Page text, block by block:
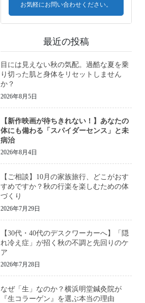
お気軽にお問い合わせください。
最近の投稿
目には見えない秋の気配。過酷な夏を乗
り切った肌と身体をリセットしません
か？
2026年8月5日
【新作映画が待ちきれない！】あなたの
体にも備わる「スパイダーセンス」と未
病治
2026年8月4日
【ご相談】10月の家族旅行、どこがおす
すめですか？秋の行楽を楽しむための体
づくり
2026年7月29日
【30代・40代のデスクワーカーへ】「隠
れ冷え症」が招く秋の不調と先回りのケ
ア
2026年7月28日
なぜ「生」なのか？横浜明堂鍼灸院が
『生コラーゲン』を選ぶ本当の理由